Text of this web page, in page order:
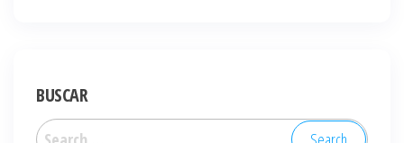
BUSCAR
Search